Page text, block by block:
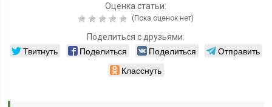
Оценка статьи:
(Пока оценок нет)
Поделиться с друзьями:
Твитнуть Поделиться Поделиться
Отправить
Класснуть